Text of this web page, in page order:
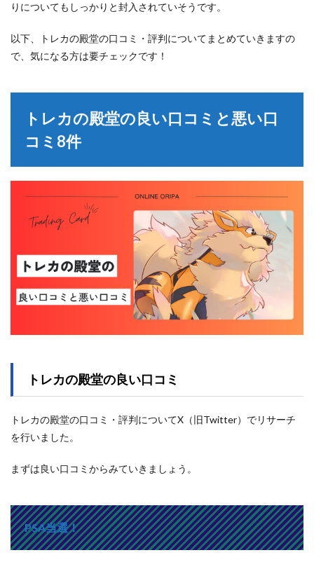
りについてもしっかりと封入されていそうです。
以下、トレカの殿堂の口コミ・評判についてまとめていきますの
で、気になる方は要チェックです！
トレカの殿堂の良い口コミと悪い口
コミ8件
トレカの殿堂の良い口コミ
トレカの殿堂の口コミ・評判についてX（旧Twitter）でリサーチ
を行いました。
まずは良い口コミからみていきましょう。
PSA当選！